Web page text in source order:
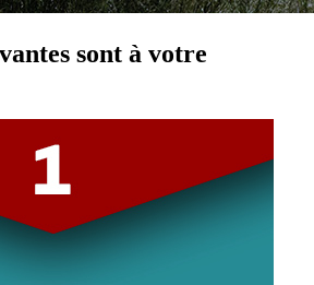
sont à votre